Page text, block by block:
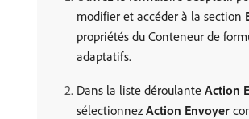
modifier et accéder à la section
propriétés du Conteneur de
adaptatifs.
Dans la liste déroulante Action
sélectionnezAction Envoyer